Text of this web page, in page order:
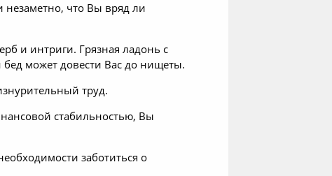
незаметно, что Вы вряд ли
и интриги. Грязная ладонь с
может довести Вас до нищеты.
труд.
стабильностью, Вы
заботиться о